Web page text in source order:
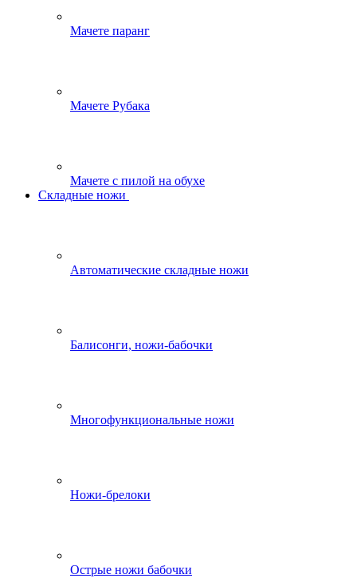
Мачете паранг
Мачете Рубака
Мачете с пилой на обухе
Складные ножи
Автоматические складные ножи
Балисонги, ножи-бабочки
Многофункциональные ножи
Ножи-брелоки
Острые ножи бабочки